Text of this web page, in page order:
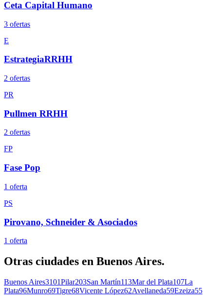
Ceta Capital Humano
3 ofertas
E
EstrategiaRRHH
2 ofertas
PR
Pullmen RRHH
2 ofertas
FP
Fase Pop
1 oferta
PS
Pirovano, Schneider & Asociados
1 oferta
Otras ciudades en Buenos Aires.
Buenos Aires3101Pilar203San Martín113Mar del Plata107La
Plata96Munro69Tigre68Vicente López62Avellaneda59Ezeiza55